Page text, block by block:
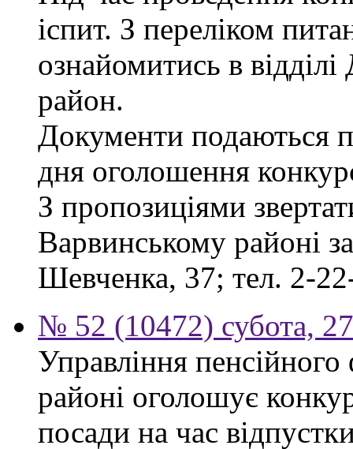
іспит. З переліком
ознайомитись в
район.
Документи подаються
дня оголошення
З пропозиціями
Варвинському районі
Шевченка, 37; тел. 2-
№ 52 (10472) субота,
Управління
районі оголошує
посади на час